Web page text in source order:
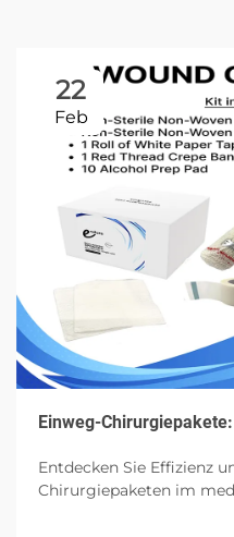
22
Feb
Einweg-
Entdecken Sie Effizienz
Chirurgiepaketen im